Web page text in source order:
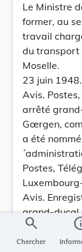
Le Ministre
former, au
travail
du transport
Moselle.
23 juin 1948.
Avis.
arrêté
Gœrgen,
a été
Postes,
Avis.
grand-ducal
vérificateur
search
Chercher